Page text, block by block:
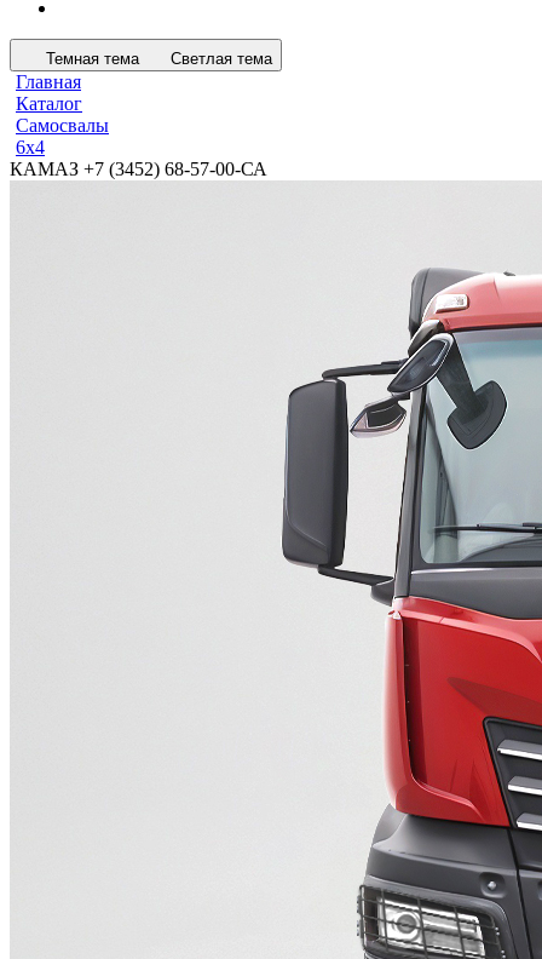
Темная тема Светлая тема
Главная
Каталог
Самосвалы
6x4
КАМАЗ +7 (3452) 68-57-00-СА